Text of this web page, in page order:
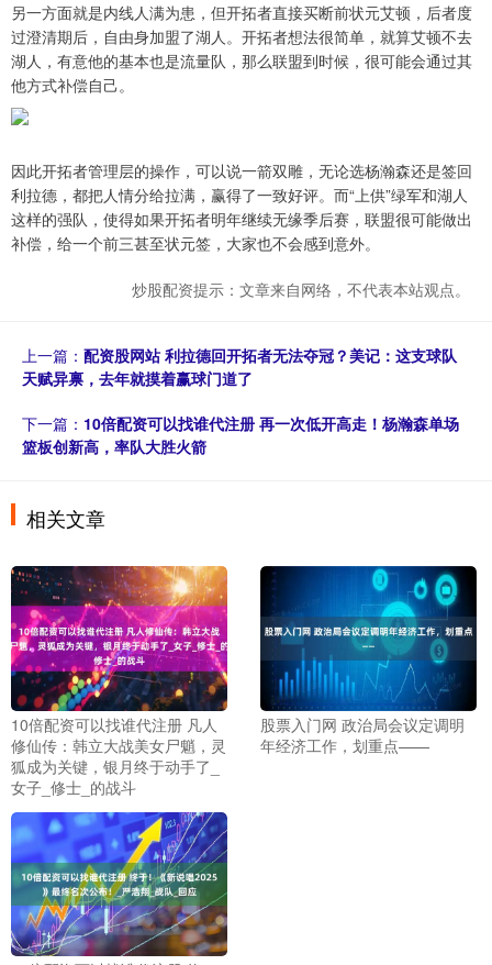
另一方面就是内线人满为患，但开拓者直接买断前状元艾顿，后者度
过澄清期后，自由身加盟了湖人。开拓者想法很简单，就算艾顿不去
湖人，有意他的基本也是流量队，那么联盟到时候，很可能会通过其
他方式补偿自己。
因此开拓者管理层的操作，可以说一箭双雕，无论选杨瀚森还是签回
利拉德，都把人情分给拉满，赢得了一致好评。而“上供”绿军和湖人
这样的强队，使得如果开拓者明年继续无缘季后赛，联盟很可能做出
补偿，给一个前三甚至状元签，大家也不会感到意外。
炒股配资提示：文章来自网络，不代表本站观点。
上一篇： 配资股网站 利拉德回开拓者无法夺冠？美记：这支球队
天赋异禀，去年就摸着赢球门道了
下一篇： 10倍配资可以找谁代注册 再一次低开高走！杨瀚森单场
篮板创新高，率队大胜火箭
相关文章
10倍配资可以找谁代注册 凡人
修仙传：韩立大战美女尸魈，灵
狐成为关键，银月终于动手了_
女子_修士_的战斗
股票入门网 政治局会议定调明
年经济工作，划重点——